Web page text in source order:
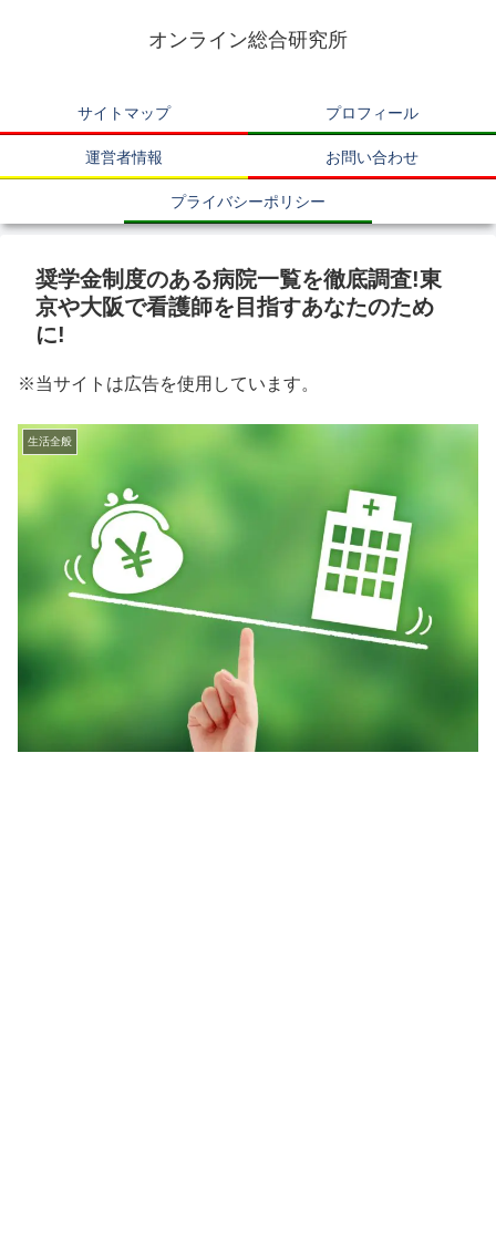
オンライン総合研究所
サイトマップ プロフィール
運営者情報 お問い合わせ
プライバシーポリシー
奨学金制度のある病院一覧を徹底調査!東
京や大阪で看護師を目指すあなたのため
に!
※当サイトは広告を使用しています。
生活全般